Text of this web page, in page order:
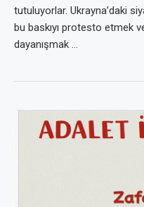
tutuluyorlar. Ukrayna’daki
bu baskıyı protesto etmek
dayanışmak …